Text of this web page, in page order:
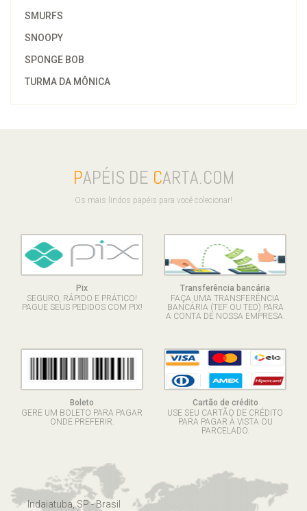
SMURFS
SNOOPY
SPONGE BOB
TURMA DA MÔNICA
PAPÉIS DE CARTA.COM
Os mais lindos papéis para você colecionar!
Pix
SEGURO, RÁPIDO E PRÁTICO!
PAGUE SEUS PEDIDOS COM PIX!
Transferência bancária
FAÇA UMA TRANSFERÊNCIA
BANCÁRIA (TEF OU TED) PARA
A CONTA DE NOSSA EMPRESA.
Boleto
GERE UM BOLETO PARA PAGAR
ONDE PREFERIR.
Cartão de crédito
USE SEU CARTÃO DE CRÉDITO
PARA PAGAR À VISTA OU
PARCELADO.
Indaiatuba, SP - Brasil